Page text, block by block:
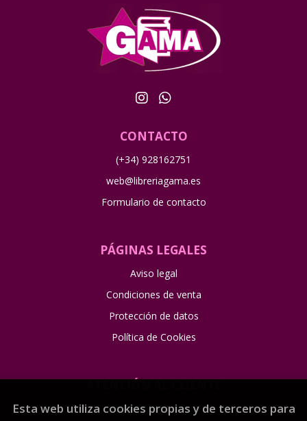
CONTACTO
(+34) 928162751
web@libreriagama.es
Formulario de contacto
PÁGINAS LEGALES
Aviso legal
Condiciones de venta
Protección de datos
Política de Cookies
Quiénes somos
Esta web utiliza cookies propias y de terceros para